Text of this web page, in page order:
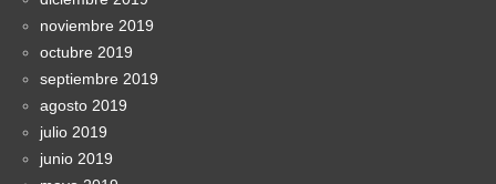
noviembre 2019
octubre 2019
septiembre 2019
agosto 2019
julio 2019
junio 2019